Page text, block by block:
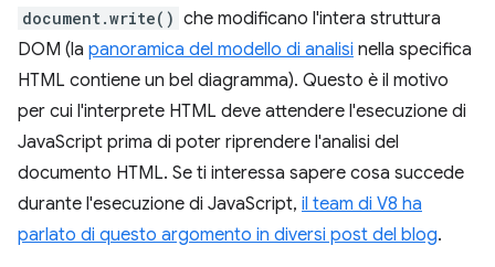
document.write() che modificano l'intera struttura
DOM (la panoramica del modello di analisi nella specifica
HTML contiene un bel diagramma). Questo è il motivo
per cui l'interprete HTML deve attendere l'esecuzione di
JavaScript prima di poter riprendere l'analisi del
documento HTML. Se ti interessa sapere cosa succede
durante l'esecuzione di JavaScript, il team di V8 ha
parlato di questo argomento in diversi post del blog.